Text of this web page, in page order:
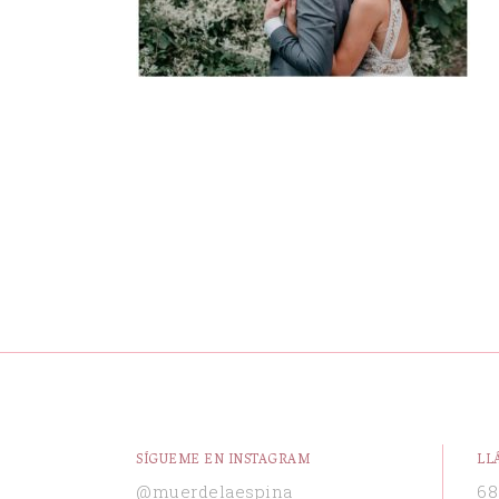
SÍGUEME EN INSTAGRAM
@muerdelaespina